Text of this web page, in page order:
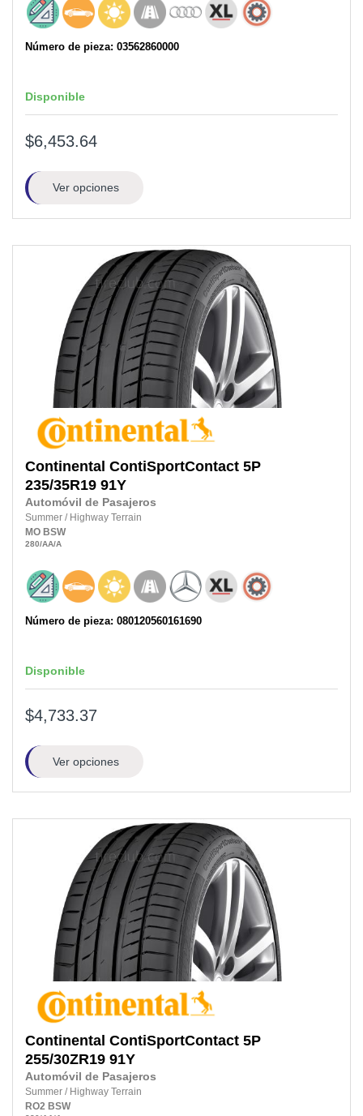
Número de pieza: 03562860000
Disponible
$6,453.64
Ver opciones
Continental ContiSportContact 5P
235/35R19 91Y
Automóvil de Pasajeros
Summer / Highway Terrain
MO BSW
280/AA/A
Número de pieza: 080120560161690
Disponible
$4,733.37
Ver opciones
Continental ContiSportContact 5P
255/30ZR19 91Y
Automóvil de Pasajeros
Summer / Highway Terrain
RO2 BSW